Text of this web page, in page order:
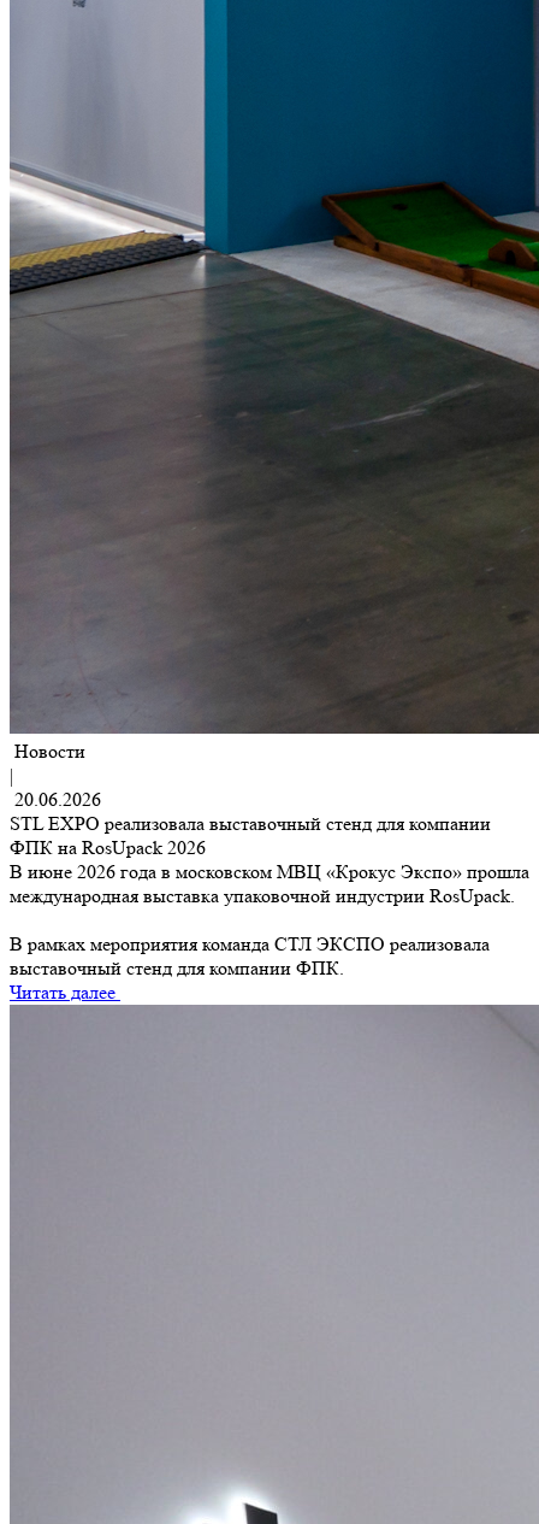
Новости
|
20.06.2026
STL EXPO реализовала выставочный стенд для компании
ФПК на RosUpack 2026
В июне 2026 года в московском МВЦ «Крокус Экспо» прошла
международная выставка упаковочной индустрии RosUpack.
В рамках мероприятия команда СТЛ ЭКСПО реализовала
выставочный стенд для компании ФПК.
Читать далее